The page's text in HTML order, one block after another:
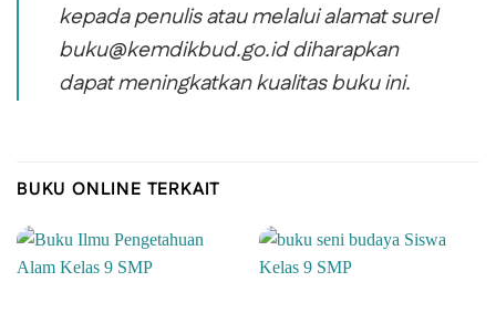
kepada penulis atau melalui alamat surel
buku@kemdikbud.go.id diharapkan
dapat meningkatkan kualitas buku ini.
BUKU ONLINE TERKAIT